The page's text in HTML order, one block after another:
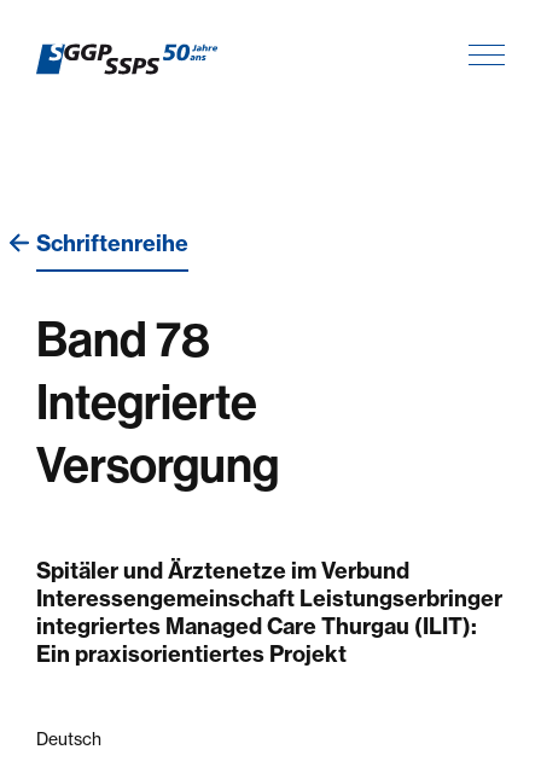
Schriftenreihe
Band 78
Integrierte
Versorgung
Spitäler und Ärztenetze im Verbund
Interessengemeinschaft Leistungserbringer
integriertes Managed Care Thurgau (ILIT):
Ein praxisorientiertes Projekt
Deutsch